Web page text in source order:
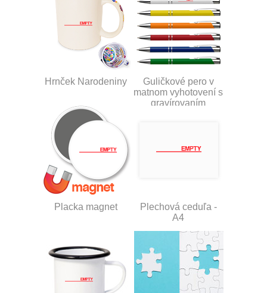
Hrnček Narodeniny
Guličkové pero v
matnom vyhotovení s
gravírovaním
Placka magnet
Plechová ceduľa -
A4